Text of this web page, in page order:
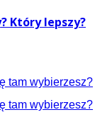
Który lepszy?